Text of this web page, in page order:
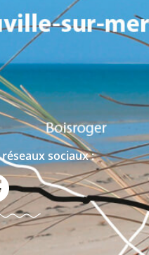
sociaux :